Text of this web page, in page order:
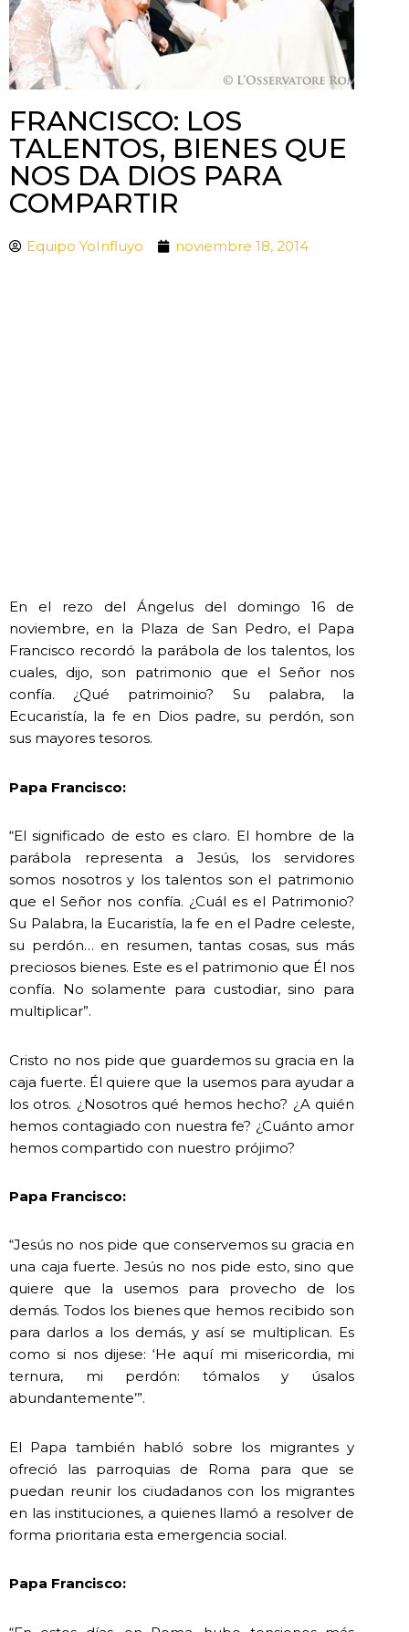
FRANCISCO: LOS
TALENTOS, BIENES QUE
NOS DA DIOS PARA
COMPARTIR
Equipo YoInfluyo noviembre 18, 2014
En el rezo del Ángelus del domingo 16 de
noviembre, en la Plaza de San Pedro, el Papa
Francisco recordó la parábola de los talentos, los
cuales, dijo, son patrimonio que el Señor nos
confía. ¿Qué patrimoinio? Su palabra, la
Ecucaristía, la fe en Dios padre, su perdón, son
sus mayores tesoros.
Papa Francisco:
“El significado de esto es claro. El hombre de la
parábola representa a Jesús, los servidores
somos nosotros y los talentos son el patrimonio
que el Señor nos confía. ¿Cuál es el Patrimonio?
Su Palabra, la Eucaristía, la fe en el Padre celeste,
su perdón… en resumen, tantas cosas, sus más
preciosos bienes. Este es el patrimonio que Él nos
confía. No solamente para custodiar, sino para
multiplicar”.
Cristo no nos pide que guardemos su gracia en la
caja fuerte. Él quiere que la usemos para ayudar a
los otros. ¿Nosotros qué hemos hecho? ¿A quién
hemos contagiado con nuestra fe? ¿Cuánto amor
hemos compartido con nuestro prójimo?
Papa Francisco:
“Jesús no nos pide que conservemos su gracia en
una caja fuerte. Jesús no nos pide esto, sino que
quiere que la usemos para provecho de los
demás. Todos los bienes que hemos recibido son
para darlos a los demás, y así se multiplican. Es
como si nos dijese: ‘He aquí mi misericordia, mi
ternura, mi perdón: tómalos y úsalos
abundantemente’”.
El Papa también habló sobre los migrantes y
ofreció las parroquias de Roma para que se
puedan reunir los ciudadanos con los migrantes
en las instituciones, a quienes llamó a resolver de
forma prioritaria esta emergencia social.
Papa Francisco: